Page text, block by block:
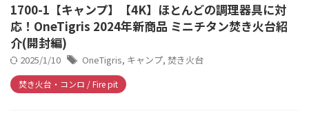
1700-1【キャンプ】【4K】ほとんどの調理器具に対
応！OneTigris 2024年新商品 ミニチタン焚き火台紹
介(開封編)
2025/1/10 OneTigris, キャンプ, 焚き火台
焚き火台・コンロ / Fire pit